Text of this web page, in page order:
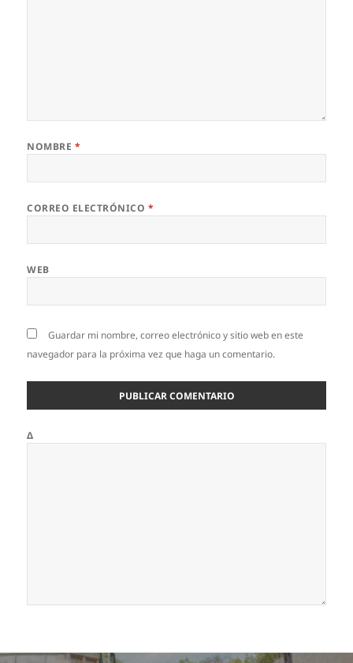
NOMBRE *
CORREO ELECTRÓNICO *
WEB
Guardar mi nombre, correo electrónico y sitio web en este
navegador para la próxima vez que haga un comentario.
Δ